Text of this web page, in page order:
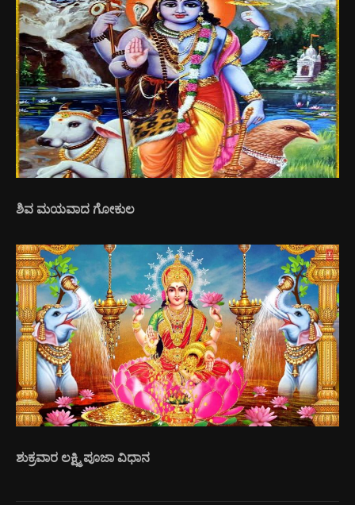
ಶಿವ ಮಯವಾದ ಗೋಕುಲ
ಶುಕ್ರವಾರ ಲಕ್ಷ್ಮಿ ಪೂಜಾ ವಿಧಾನ